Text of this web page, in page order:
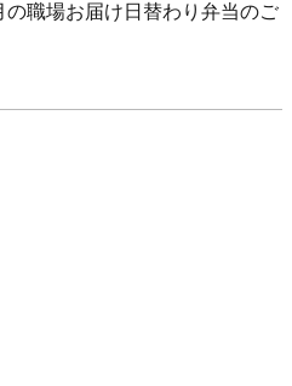
の職場お届け日替わり弁当のご